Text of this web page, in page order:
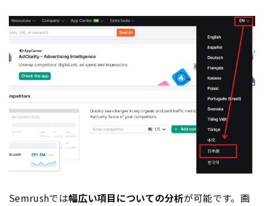
Semrushでは幅広い項目についての分析が可能です。画